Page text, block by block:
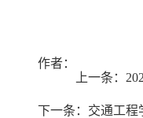
作者：
上一条：
下一条： 交通工程